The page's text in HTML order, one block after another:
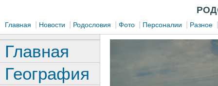
Главная Новости Родословия Фото Персоналии Разное
Главная
География